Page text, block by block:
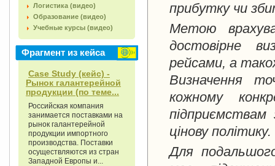
Логистика (видео)
Образование (видео)
Учебные курсы (видео)
Фрагмент из кейса
Case Study (кейс) -
Рынок галантерейной
продукции (по теме...
Российская компания
занимается поставками на
рынок галантерейной
продукции импортного
производства. Поставки
осуществляются из стран
Западной Европы и...
прибутку чи
Метою
достовірне
рейсами, а
Визначення
кожному
цінову політику.
Для